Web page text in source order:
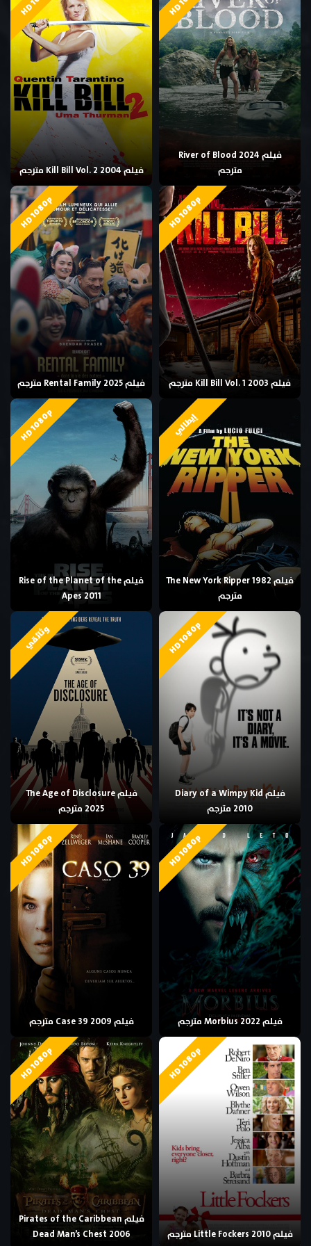
فيلم River of Blood 2024
مترجم
فيلم Kill Bill Vol. 2 2004 مترجم
HD 1080p
فيلم Kill Bill Vol. 1 2003 مترجم
HD 1080p
فيلم Rental Family 2025 مترجم
إيطالي
فيلم The New York Ripper 1982
مترجم
HD 1080p
فيلم Rise of the Planet of the
Apes 2011
HD 1080p
فيلم Diary of a Wimpy Kid
2010 مترجم
وثائقي
فيلم The Age of Disclosure
2025 مترجم
HD 1080p
فيلم Morbius 2022 مترجم
HD 1080p
فيلم Case 39 2009 مترجم
HD 1080p
فيلم Little Fockers 2010 مترجم
HD 1080p
فيلم Pirates of the Caribbean
Dead Man’s Chest 2006